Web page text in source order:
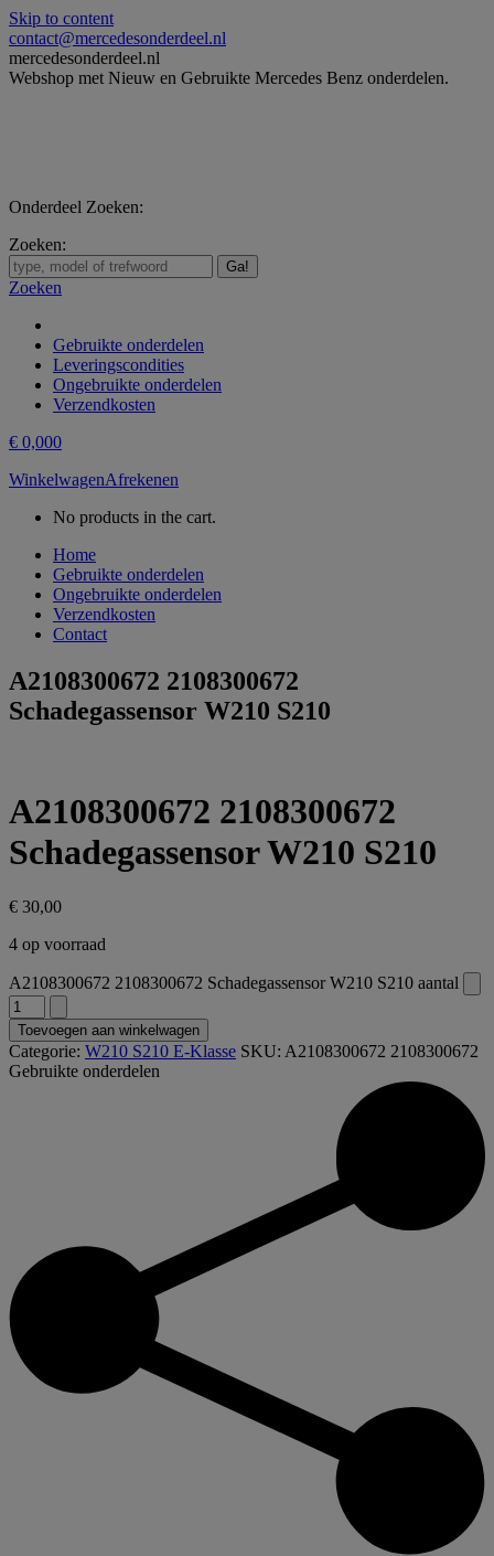
Skip to content
contact@mercedesonderdeel.nl
mercedesonderdeel.nl
Webshop met Nieuw en Gebruikte Mercedes Benz onderdelen.
Onderdeel Zoeken:
Zoeken:
Zoeken
Gebruikte onderdelen
Leveringscondities
Ongebruikte onderdelen
Verzendkosten
€ 0,000
WinkelwagenAfrekenen
No products in the cart.
Home
Gebruikte onderdelen
Ongebruikte onderdelen
Verzendkosten
Contact
A2108300672 2108300672
Schadegassensor W210 S210
A2108300672 2108300672
Schadegassensor W210 S210
€ 30,00
4 op voorraad
A2108300672 2108300672 Schadegassensor W210 S210 aantal
Toevoegen aan winkelwagen
Categorie: W210 S210 E-Klasse SKU: A2108300672 2108300672
Gebruikte onderdelen